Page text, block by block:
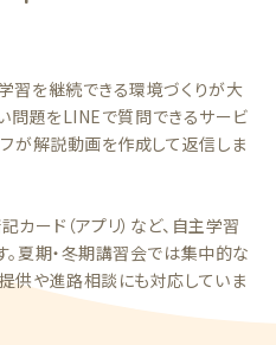
習を継続できる環境づくりが大
問題をLINEで質問できるサービ
が解説動画を作成して返信しま
ード（アプリ）など、自主学習
夏期・冬期講習会では集中的な
供や進路相談にも対応していま